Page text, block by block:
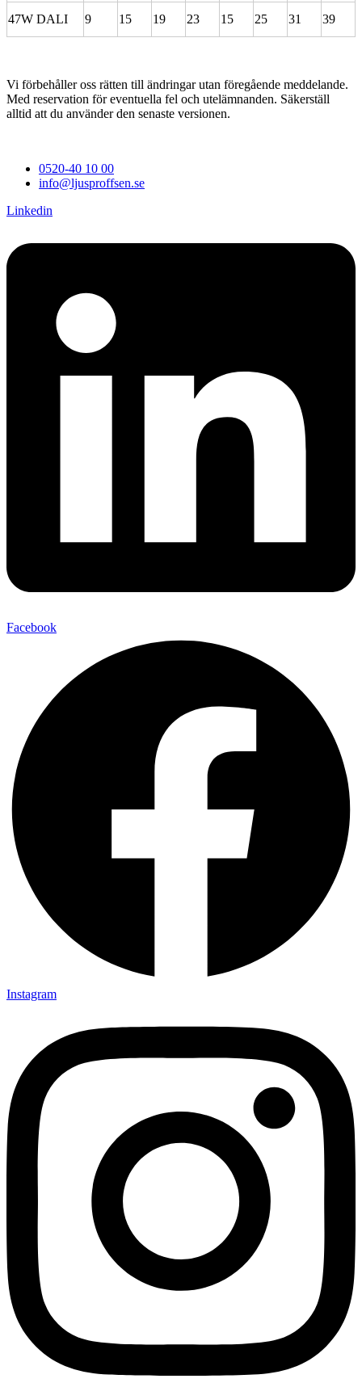
47W DALI 9 15 19 23 15 25 31 39
Vi förbehåller oss rätten till ändringar utan föregående meddelande.
Med reservation för eventuella fel och utelämnanden. Säkerställ
alltid att du använder den senaste versionen.
0520-40 10 00
info@ljusproffsen.se
Linkedin
Facebook
Instagram